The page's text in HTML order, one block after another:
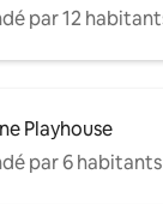
par 12
Playhouse
par 6 habitants